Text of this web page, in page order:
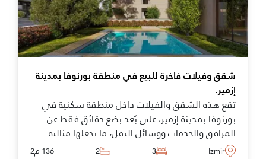
شقق وفيلات فاخرة للبيع في منطقة بورنوفا بمدينة
إزمير.
تقع هذه الشقق والفيلات داخل منطقة سكنية في
بورنوفا بمدينة إزمير، على بُعد بضع دقائق فقط عن
المرافق والخدمات ووسائل النقل، ما يجعلها مثالية
للعائلات التي ترغب بالانتقال للعيش في تركيا.
Izmir
3
2 136 م2